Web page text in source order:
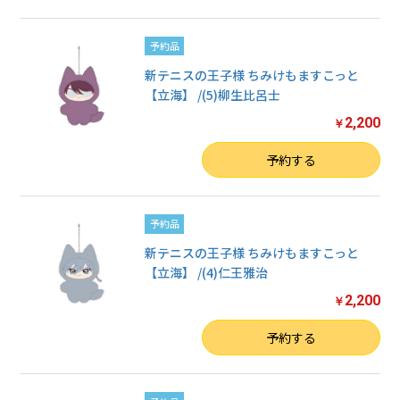
予約品
新テニスの王子様 ちみけもますこっと
【立海】 /(5)柳生比呂士
￥ 2,200
予約する
予約品
新テニスの王子様 ちみけもますこっと
【立海】 /(4)仁王雅治
￥ 2,200
予約する